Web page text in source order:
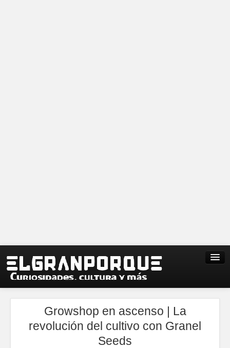
Growshop en ascenso | La
revolución del cultivo con Granel
Seeds